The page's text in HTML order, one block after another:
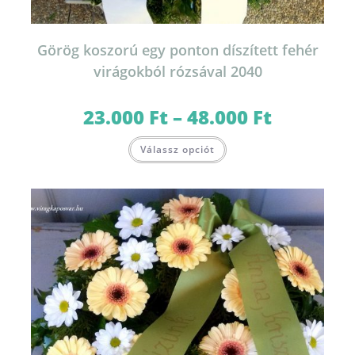
Görög koszorú egy ponton díszített fehér
virágokból rózsával 2040
23.000 Ft–48.000 Ft23.000 Ft
Válassz opciót a
van.
A
változatok
a
termékoldalon
választhatók
ki